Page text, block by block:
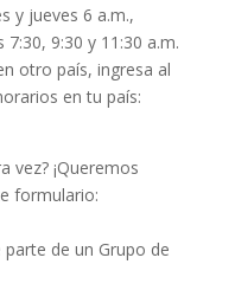
y jueves 6 a.m.,
9:30 y 11:30 a.m.
otro país, ingresa al
en tu país:
vez? ¡Queremos
formulario:
parte de un Grupo de